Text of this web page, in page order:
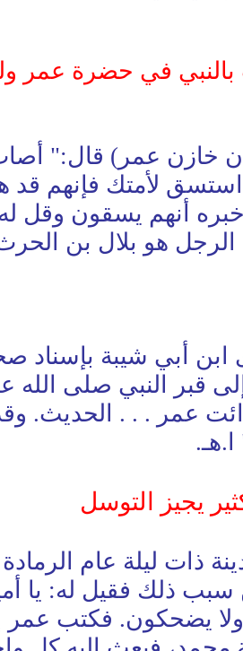
في حضرة عمر
الدار (وكان خازن عمر)
لأمتك فإنهم قد
أنهم يسقون وقل
هو بلال بن
فتح الباري (9) ما نصه:" وروى
قبر النبي صلى الله
: ائت عمر . . .
يجيز التوسل
عسّ المدينة ذات ليلة عام
ذلك فقيل له: يا
يضحكون. فكتب عمر